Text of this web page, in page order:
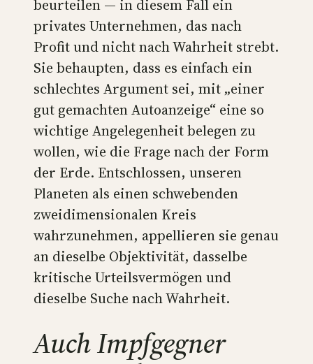
beurteilen — in diesem Fall ein
privates Unternehmen, das nach
Profit und nicht nach Wahrheit strebt.
Sie behaupten, dass es einfach ein
schlechtes Argument sei, mit „einer
gut gemachten Autoanzeige“ eine so
wichtige Angelegenheit belegen zu
wollen, wie die Frage nach der Form
der Erde. Entschlossen, unseren
Planeten als einen schwebenden
zweidimensionalen Kreis
wahrzunehmen, appellieren sie genau
an dieselbe Objektivität, dasselbe
kritische Urteilsvermögen und
dieselbe Suche nach Wahrheit.
Auch Impfgegner